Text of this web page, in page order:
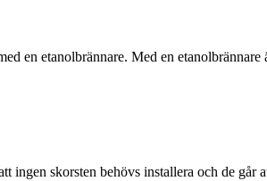
en etanolbrännare. Med en etanolbrännare
ingen skorsten behövs installera och de går